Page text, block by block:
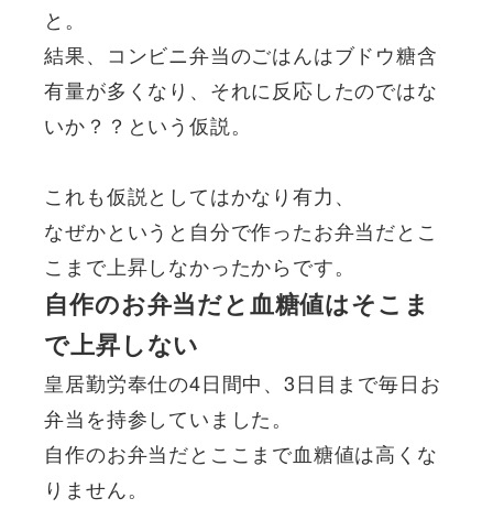
と。
結果、コンビニ弁当のごはんはブドウ糖含
有量が多くなり、それに反応したのではな
いか？？という仮説。
これも仮説としてはかなり有力、
なぜかというと自分で作ったお弁当だとこ
こまで上昇しなかったからです。
自作のお弁当だと血糖値はそこま
で上昇しない
皇居勤労奉仕の4日間中、3日目まで毎日お
弁当を持参していました。
自作のお弁当だとここまで血糖値は高くな
りません。